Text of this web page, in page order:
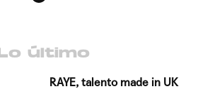
Lo último
RAYE, talento made in UK